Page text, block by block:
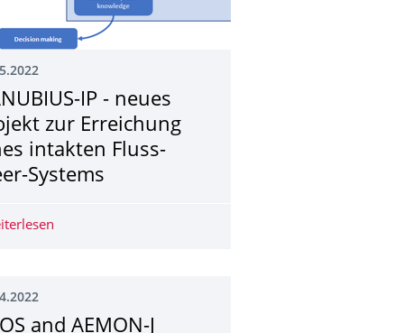
plasmids shape ..."
IP - neues
zur Erreichung
intakten Fluss-
Systems
and AEMON-J